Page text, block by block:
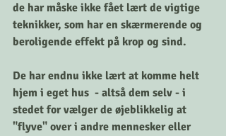
de har måske ikke fået lært de vigtige
teknikker, som har en skærmerende og
beroligende effekt på krop og sind.
De har endnu ikke lært at komme helt
hjem i eget hus  - altså dem selv - i
stedet for vælger de øjeblikkelig at
"flyve" over i andre mennesker eller